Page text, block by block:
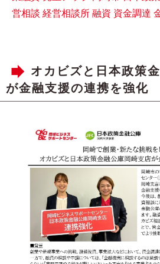
営相談 経営相談所 融資 資金調達
オカビズと日本政策
が金融支援の連携を強化